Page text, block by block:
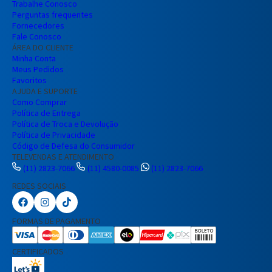
Trabalhe Conosco
Perguntas frequentes
Fornecedores
Fale Conosco
ÁREA DO CLIENTE
Minha Conta
Meus Pedidos
Favoritos
AJUDA E SUPORTE
Como Comprar
Política de Entrega
Política de Troca e Devolução
Política de Privacidade
Código de Defesa do Consumidor
TELEVENDAS E ATENDIMENTO
(11) 2823-7066
(11) 4580-0085
(11) 2823-7066
REDES SOCIAIS
FORMAS DE PAGAMENTO
CERTIFICADOS
Nome Completo